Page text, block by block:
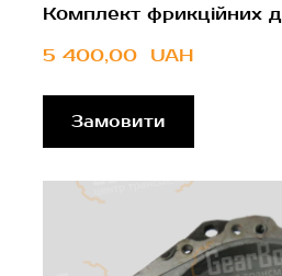
Комплект фрикційних
5 400,00  UAH
Замовити